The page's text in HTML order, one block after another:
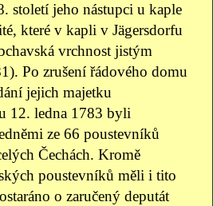
století jeho nástupci u kaple
které v kapli v Jägersdorfu
vrchnost jistým
Po zrušení řádového domu
jejich majetku
12. ledna 1783 byli
ze 66 poustevníků
Čechách. Kromě
poustevníků měli i tito
o zaručený deputát